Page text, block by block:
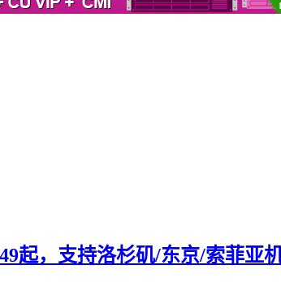
起，支持洛杉矶/东京/索菲亚